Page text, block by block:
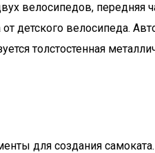
велосипедов, передняя
детского велосипеда.
толстостенная
для создания